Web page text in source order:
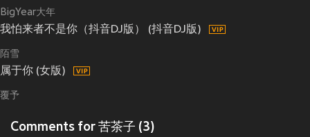
BigYear大年
我怕来者不是你（抖音DJ版） (抖音DJ版)
陌雪
属于你 (女版)
覆予
Comments for 苦茶子 (3)